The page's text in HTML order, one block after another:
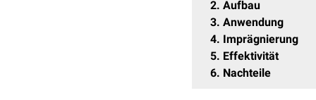
2 Aufbau
3 Anwendung
4 Imprägnierung
5 Effektivität
6 Nachteile